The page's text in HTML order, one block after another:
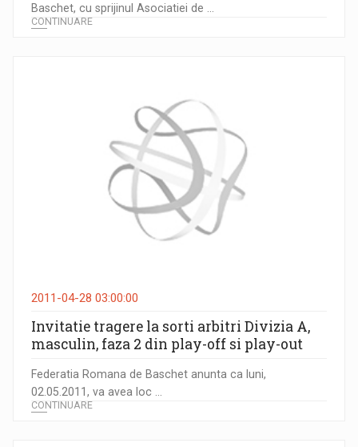
Baschet, cu sprijinul Asociatiei de ...
CONTINUARE
2011-04-28 03:00:00
Invitatie tragere la sorti arbitri Divizia A,
masculin, faza 2 din play-off si play-out
Federatia Romana de Baschet anunta ca luni,
02.05.2011, va avea loc ...
CONTINUARE